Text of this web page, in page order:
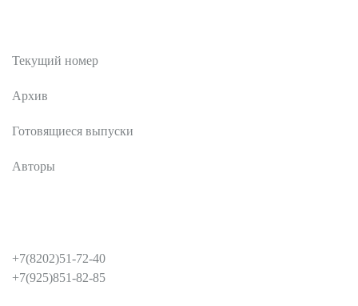
Текущий номер
Архив
Готовящиеся выпуски
Авторы
+7(8202)51-72-40
+7(925)851-82-85